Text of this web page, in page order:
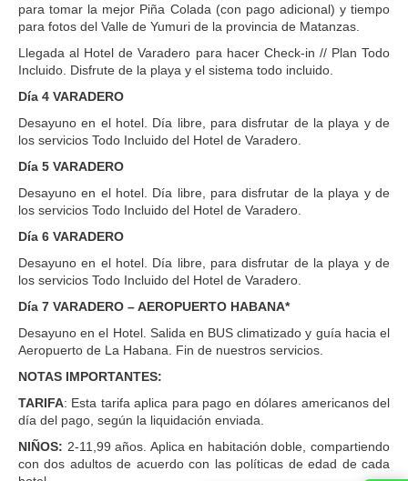
para tomar la mejor Piña Colada (con pago adicional) y tiempo
para fotos del Valle de Yumuri de la provincia de Matanzas.
Llegada al Hotel de Varadero para hacer Check-in // Plan Todo
Incluido. Disfrute de la playa y el sistema todo incluido.
Día 4 VARADERO
Desayuno en el hotel. Día libre, para disfrutar de la playa y de
los servicios Todo Incluido del Hotel de Varadero.
Día 5 VARADERO
Desayuno en el hotel. Día libre, para disfrutar de la playa y de
los servicios Todo Incluido del Hotel de Varadero.
Día 6 VARADERO
Desayuno en el hotel. Día libre, para disfrutar de la playa y de
los servicios Todo Incluido del Hotel de Varadero.
Día 7 VARADERO – AEROPUERTO HABANA*
Desayuno en el Hotel. Salida en BUS climatizado y guía hacia el
Aeropuerto de La Habana. Fin de nuestros servicios.
NOTAS IMPORTANTES:
TARIFA: Esta tarifa aplica para pago en dólares americanos del
día del pago, según la liquidación enviada.
NIÑOS: 2-11,99 años. Aplica en habitación doble, compartiendo
con dos adultos de acuerdo con las políticas de edad de cada